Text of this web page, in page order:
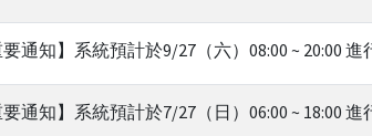
要通知】系統預計於9/27（六）08:00 ~ 20:00
要通知】系統預計於7/27（日）06:00 ~ 18:00